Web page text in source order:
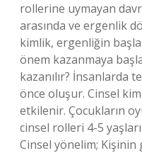
rollerine uymayan
arasında ve ergenlik
kimlik, ergenliğin
önem kazanmaya
kazanılır? İnsanlarda
önce oluşur. Cinsel
etkilenir. Çocukların
cinsel rolleri 4-5
Cinsel yönelim; Kişinin